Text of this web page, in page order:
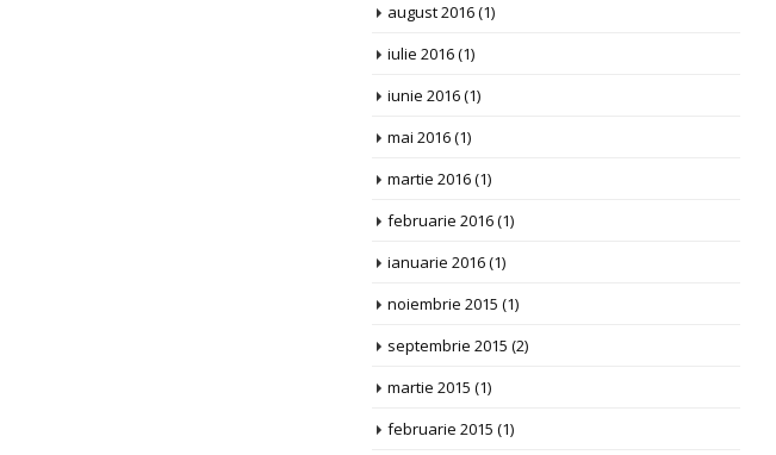
august 2016(1)
iulie 2016(1)
iunie 2016(1)
mai 2016(1)
martie 2016(1)
februarie 2016(1)
ianuarie 2016(1)
noiembrie 2015 (1)
septembrie 2015 (2)
martie 2015 (1)
februarie 2015 (1)